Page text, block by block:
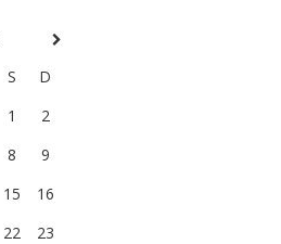
S
D
1
2
8
9
15
16
22
23